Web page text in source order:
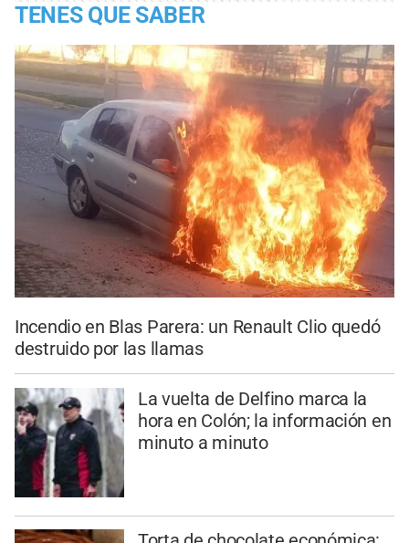
TENES QUE SABER
Incendio en Blas Parera: un Renault Clio quedó
destruido por las llamas
La vuelta de Delfino marca la
hora en Colón; la información en
minuto a minuto